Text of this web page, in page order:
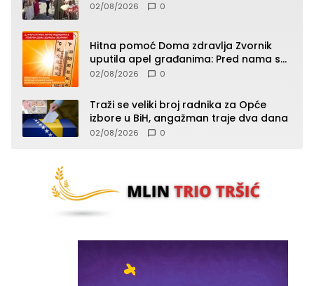
02/08/2026 0
Hitna pomoć Doma zdravlja Zvornik
uputila apel građanima: Pred nama su
temperature do 40°C, oprez zbog
02/08/2026 0
Traži se veliki broj radnika za Opće
izbore u BiH, angažman traje dva dana
02/08/2026 0